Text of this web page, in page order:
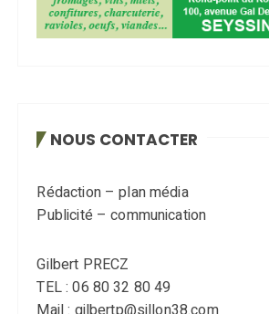
NOUS CONTACTER
Rédaction – plan média
Publicité – communication
Gilbert PRECZ
TEL : 06 80 32 80 49